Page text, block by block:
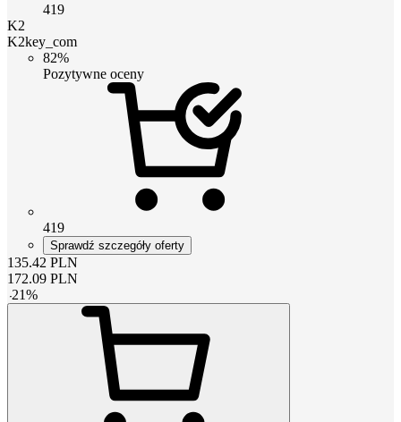
419
K2
K2key_com
82%
Pozytywne oceny
419
Sprawdź szczegóły oferty
135.42 PLN
172.09 PLN
-21%